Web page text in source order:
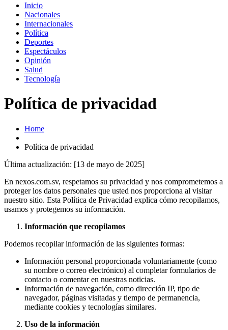
Inicio
Nacionales
Internacionales
Política
Deportes
Espectáculos
Opinión
Salud
Tecnología
Política de privacidad
Home
Política de privacidad
Última actualización: [13 de mayo de 2025]
En nexos.com.sv, respetamos su privacidad y nos comprometemos a
proteger los datos personales que usted nos proporciona al visitar
nuestro sitio. Esta Política de Privacidad explica cómo recopilamos,
usamos y protegemos su información.
Información que recopilamos
Podemos recopilar información de las siguientes formas:
Información personal proporcionada voluntariamente (como
su nombre o correo electrónico) al completar formularios de
contacto o comentar en nuestras noticias.
Información de navegación, como dirección IP, tipo de
navegador, páginas visitadas y tiempo de permanencia,
mediante cookies y tecnologías similares.
Uso de la información